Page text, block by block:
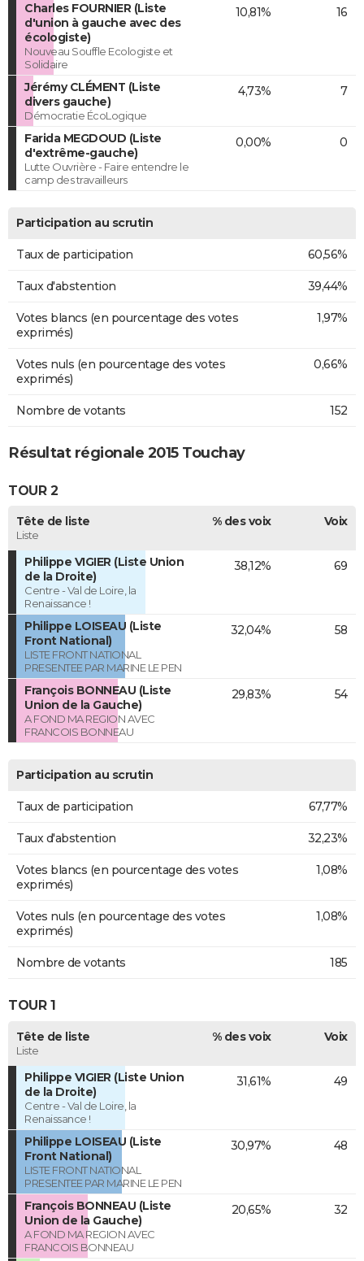
Charles FOURNIER (Liste
d'union à gauche avec des
écologiste)
Nouveau Souffle Ecologiste et
Solidaire
10,81% 16
Jérémy CLÉMENT (Liste
divers gauche)
Démocratie ÉcoLogique
4,73% 7
Farida MEGDOUD (Liste
d'extrême-gauche)
Lutte Ouvrière - Faire entendre le
camp des travailleurs
0,00% 0
Participation au scrutin
Taux de participation 60,56%
Taux d'abstention 39,44%
Votes blancs (en pourcentage des votes
exprimés)
1,97%
Votes nuls (en pourcentage des votes
exprimés)
0,66%
Nombre de votants 152
Résultat régionale 2015 Touchay
TOUR 2
Tête de liste
Liste
% des voix Voix
Philippe VIGIER (Liste Union
de la Droite)
Centre - Val de Loire, la
Renaissance !
38,12% 69
Philippe LOISEAU (Liste
Front National)
LISTE FRONT NATIONAL
PRESENTEE PAR MARINE LE PEN
32,04% 58
François BONNEAU (Liste
Union de la Gauche)
A FOND MA REGION AVEC
FRANCOIS BONNEAU
29,83% 54
Participation au scrutin
Taux de participation 67,77%
Taux d'abstention 32,23%
Votes blancs (en pourcentage des votes
exprimés)
1,08%
Votes nuls (en pourcentage des votes
exprimés)
1,08%
Nombre de votants 185
TOUR 1
Tête de liste
Liste
% des voix Voix
Philippe VIGIER (Liste Union
de la Droite)
Centre - Val de Loire, la
Renaissance !
31,61% 49
Philippe LOISEAU (Liste
Front National)
LISTE FRONT NATIONAL
PRESENTEE PAR MARINE LE PEN
30,97% 48
François BONNEAU (Liste
Union de la Gauche)
A FOND MA REGION AVEC
FRANCOIS BONNEAU
20,65% 32